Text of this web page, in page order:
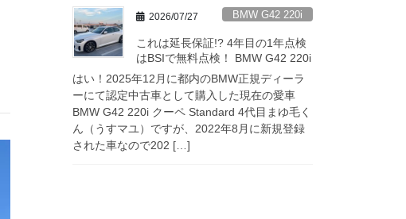
2026/07/27 BMW G42 220i
これは延長保証!? 4年目の1年点検
はBSIで無料点検！ BMW G42 220i
はい！2025年12月に都内のBMW正規ディーラ
ーにて認定中古車として購入した現在の愛車
BMW G42 220i クーペ Standard 4代目まゆ毛く
ん（うすマユ）ですが、2022年8月に新規登録
された車なので202 […]